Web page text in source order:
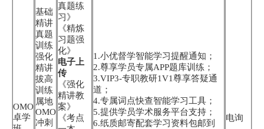
OMO
卓学
基础
精讲
真题
训练
强化
精讲
拔高
训练
属地
OMO
冲刺
真题练
习》
《精炼
习题强
化》
电子上
传
《强化
精讲教
案》
《考点
1.小优督学智能学习提醒通知；
2.尊享学员专属APP题库训练；
3.VIP3-专职教研1V1尊享答疑通
道；
4.专属词点快查智能学习工具；
5.提供学员学术服务平台支持；
6.纸质邮寄配套学习资料包邮到
电询